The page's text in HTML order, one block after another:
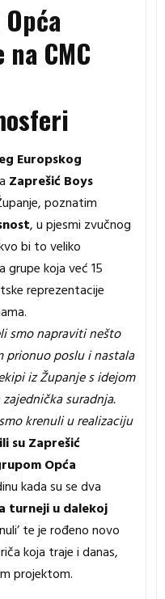
CMC
Europskog
Zaprešić Boys
poznatim
, u pjesmi zvučnog
bi to veliko
grupe koja već 15
reprezentacije
smo napraviti nešto
prionuo poslu i nastala
iz Županje s idejom
suradnja.
krenuli u realizaciju
su Zaprešić
Opća
kada su se dva
turneji u dalekoj
te je rođeno novo
koja traje i danas,
projektom.